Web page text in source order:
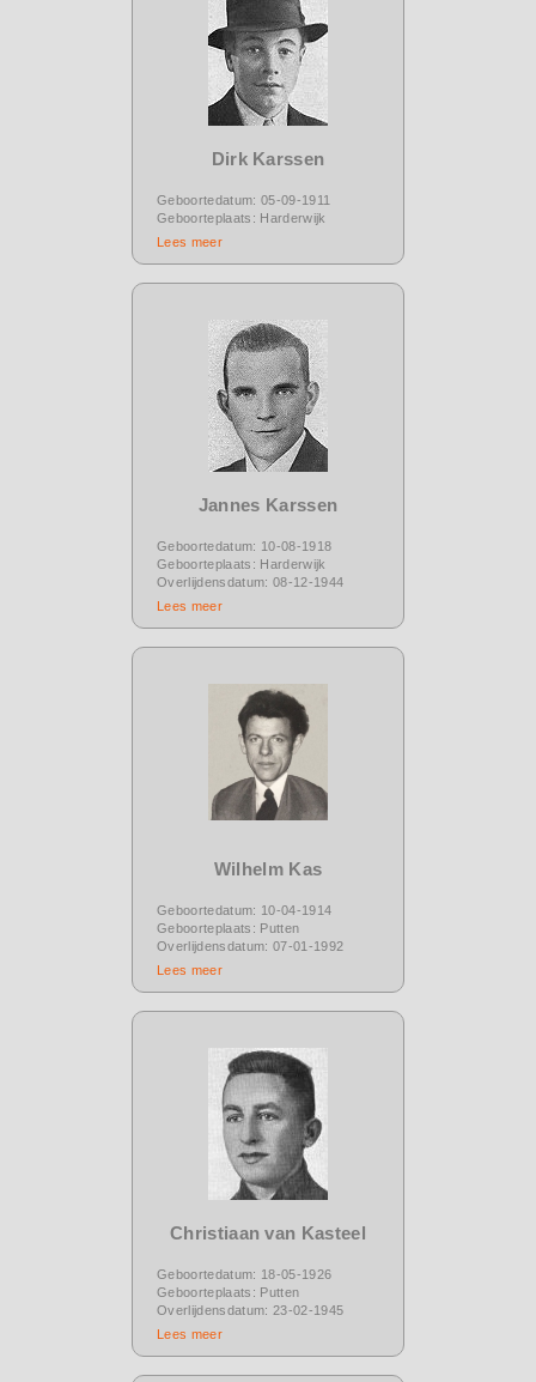
Dirk Karssen
Geboortedatum: 05-09-1911
Geboorteplaats: Harderwijk
Lees meer
Jannes Karssen
Geboortedatum: 10-08-1918
Geboorteplaats: Harderwijk
Overlijdensdatum: 08-12-1944
Lees meer
Wilhelm Kas
Geboortedatum: 10-04-1914
Geboorteplaats: Putten
Overlijdensdatum: 07-01-1992
Lees meer
Christiaan van Kasteel
Geboortedatum: 18-05-1926
Geboorteplaats: Putten
Overlijdensdatum: 23-02-1945
Lees meer